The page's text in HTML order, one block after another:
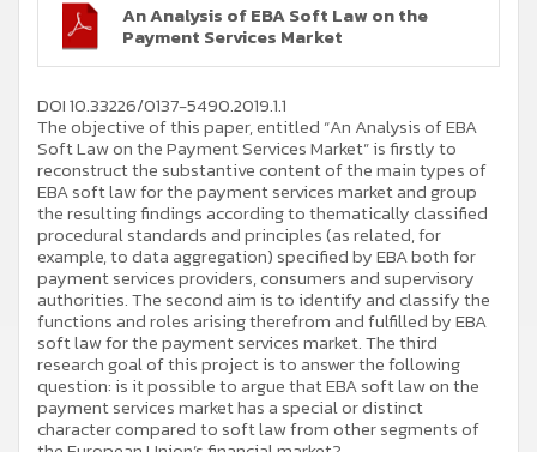
An Analysis of EBA Soft Law on the
Payment Services Market
DOI 10.33226/0137-5490.2019.1.1
The objective of this paper, entitled “An Analysis of EBA
Soft Law on the Payment Services Market” is firstly to
reconstruct the substantive content of the main types of
EBA soft law for the payment services market and group
the resulting findings according to thematically classified
procedural standards and principles (as related, for
example, to data aggregation) specified by EBA both for
payment services providers, consumers and supervisory
authorities. The second aim is to identify and classify the
functions and roles arising therefrom and fulfilled by EBA
soft law for the payment services market. The third
research goal of this project is to answer the following
question: is it possible to argue that EBA soft law on the
payment services market has a special or distinct
character compared to soft law from other segments of